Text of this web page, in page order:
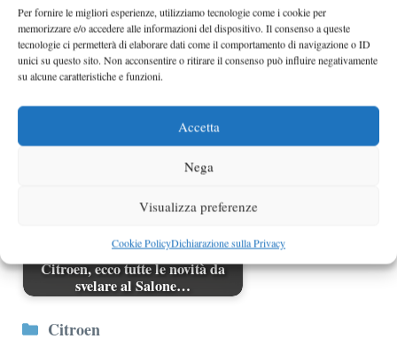
Per fornire le migliori esperienze, utilizziamo tecnologie come i cookie per
memorizzare e/o accedere alle informazioni del dispositivo. Il consenso a queste
tecnologie ci permetterà di elaborare dati come il comportamento di navigazione o ID
unici su questo sito. Non acconsentire o ritirare il consenso può influire negativamente
su alcune caratteristiche e funzioni.
Accetta
Nega
Visualizza preferenze
Cookie PolicyDichiarazione sulla Privacy
Citroen DS3 nuovi disegni per il
tetto
Citroen, ecco tutte le novità da
svelare al Salone…
Categorie
Citroen